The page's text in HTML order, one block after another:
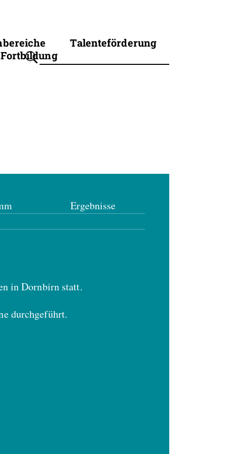
Talenteförderung
Suchbegriff eingeben
Ergebnisse
in Dornbirn statt.
durchgeführt.